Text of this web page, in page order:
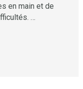
en main et de
…